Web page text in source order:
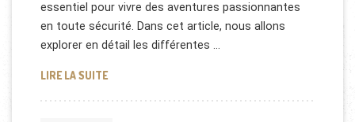
essentiel pour vivre des aventures passionnantes
en toute sécurité. Dans cet article, nous allons
explorer en détail les différentes …
LIRE LA SUITECOMMENT CHOISIR LE MATÉRIEL DE KAYAK